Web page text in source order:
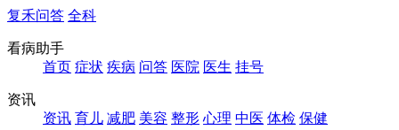
复禾问答 全科
看病助手
首页 症状 疾病 问答 医院 医生 挂号
资讯
资讯 育儿 减肥 美容 整形 心理 中医 体检 保健